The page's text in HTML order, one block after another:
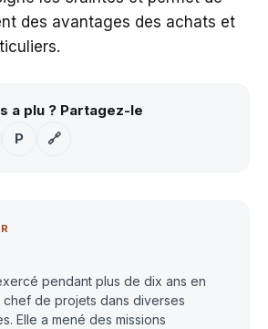
des avantages des achats et
a plu ? Partagez-le
P 🔗
pendant plus de dix ans en
chef de projets dans diverses
Elle a mené des missions